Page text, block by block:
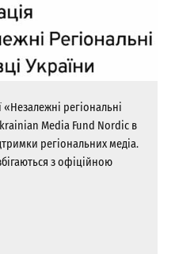
«Незалежні регіональні
Media Fund Nordic в
регіональних медіа.
з офіційною